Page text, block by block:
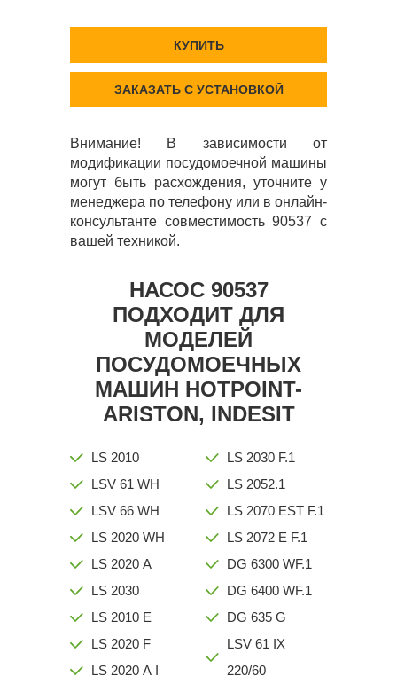
КУПИТЬ
ЗАКАЗАТЬ С УСТАНОВКОЙ
Внимание! В зависимости от
модификации посудомоечной машины
могут быть расхождения, уточните у
менеджера по телефону или в онлайн-
консультанте совместимость 90537 с
вашей техникой.
НАСОС 90537
ПОДХОДИТ ДЛЯ
МОДЕЛЕЙ
ПОСУДОМОЕЧНЫХ
МАШИН HOTPOINT-
ARISTON, INDESIT
LS 2010
LSV 61 WH
LSV 66 WH
LS 2020 WH
LS 2020 A
LS 2030
LS 2010 E
LS 2020 F
LS 2020 A I
LS 2030 F.1
LS 2052.1
LS 2070 EST F.1
LS 2072 E F.1
DG 6300 WF.1
DG 6400 WF.1
DG 635 G
LSV 61 IX
220/60